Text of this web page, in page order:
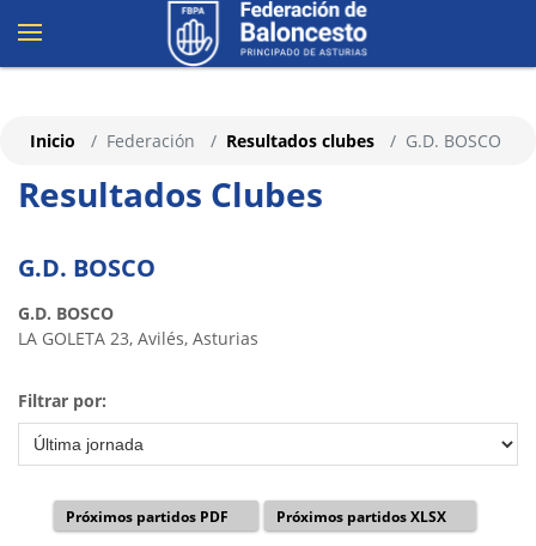
Resultados Clubes
Inicio Federación Resultados clubes G.D. BOSCO
G.D. BOSCO
G.D. BOSCO
LA GOLETA 23, Avilés, Asturias
Filtrar por:
Próximos partidos PDF Próximos partidos XLSX